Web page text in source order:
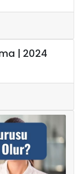
| 2024